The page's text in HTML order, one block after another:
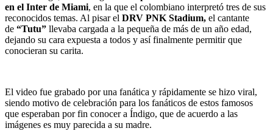
en el Inter de Miami, en la que el colombiano interpretó tres de sus
reconocidos temas. Al pisar el DRV PNK Stadium, el cantante
de “Tutu” llevaba cargada a la pequeña de más de un año edad,
dejando su cara expuesta a todos y así finalmente permitir que
conocieran su carita.
El video fue grabado por una fanática y rápidamente se hizo viral,
siendo motivo de celebración para los fanáticos de estos famosos
que esperaban por fin conocer a Índigo, que de acuerdo a las
imágenes es muy parecida a su madre.